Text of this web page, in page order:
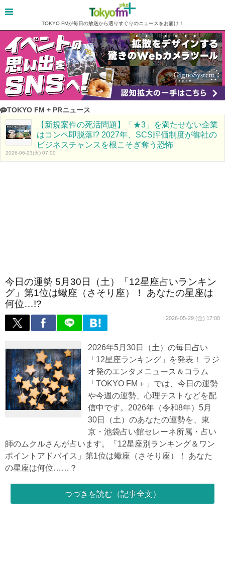
TOKYO FMが毎日の放送から選りすぐりのニュースをお届け！
TOKYO FM + PRニュース
【新規案件の死活問題】「★3」を満たせない企業
はコンペ即脱落!? 2027年、SCS評価制度が御社の
ビジネスチャンスを根こそぎ奪う恐怖
2026-06-23(火) 07:00
今日の運勢 5月30日（土）「12星座占いランキン
グ」第1位は蠍座（さそり座）！ あなたの星座は
何位…!?
2026-05-29 (金) 17:00
2026年5月30日（土）の毎日占い
「12星座ランキング」を発表！ ラジ
オ発のエンタメニュース＆コラム
「TOKYO FM＋」では、今日の運勢
や今週の運勢、心理テストなどを配
信中です。2026年（令和8年）5月
30日（土）のあなたの運勢を、東
京・池袋占い館セレーネ所属・占い
師のムクルさんが占います。「12星座別ランキング＆ワン
ポイントアドバイス」第1位は蠍座（さそり座）！ あなた
の星座は何位……？
つづきを読む（記事全文）